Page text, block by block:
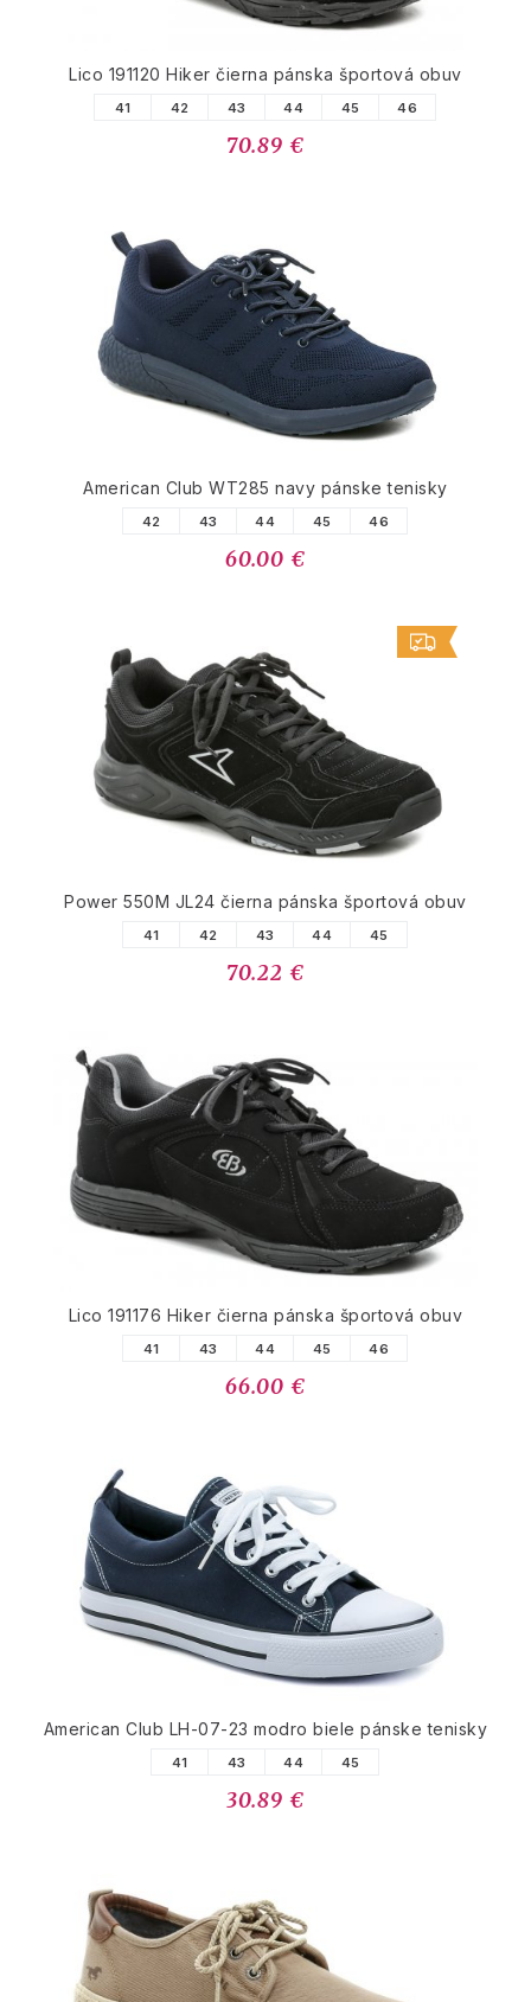
Lico 191120 Hiker čierna pánska športová obuv
41 42 43 44 45 46
70.89 €
American Club WT285 navy pánske tenisky
42 43 44 45 46
60.00 €
Power 550M JL24 čierna pánska športová obuv
41 42 43 44 45
70.22 €
Lico 191176 Hiker čierna pánska športová obuv
41 43 44 45 46
66.00 €
American Club LH-07-23 modro biele pánske tenisky
41 43 44 45
30.89 €